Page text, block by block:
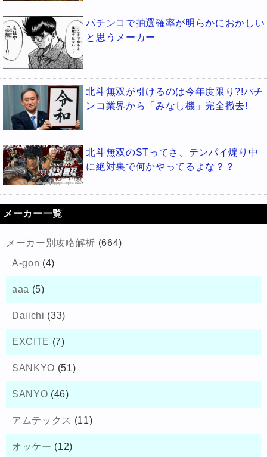
パチンコで抽選確率が明らかにおかしい
と思うメーカー
北斗無双が引けるのは今年度限り?!パチ
ンコ業界から「みなし機」完全撤去!
北斗無双のSTってさ、テンパイ煽り中
に絶対裏で何かやってるよな？？
メーカー一覧
メーカー別攻略解析 (664)
A-gon (4)
aaa (5)
Daiichi (33)
EXCITE (7)
SANKYO (51)
SANYO (46)
アムテックス (11)
オッケー (12)